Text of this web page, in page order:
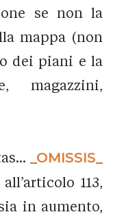
se non la
mappa (non
dei piani e la
magazzini,
_OMISSIS_
113,
in aumento,